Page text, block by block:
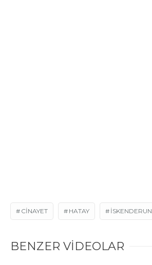
CINAYET HATAY ISKENDERUN
BENZER VİDEOLAR